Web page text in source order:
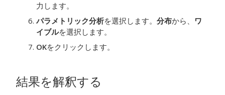
力します。
パラメトリック分析を選択します。 分布から、 ワ
イブルを選択します。
OKをクリックします。
結果を解釈する